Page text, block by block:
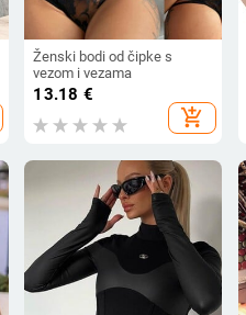
Ženski bodi od čipke s
vezom i vezama
13.18 €
add_shopping_cart